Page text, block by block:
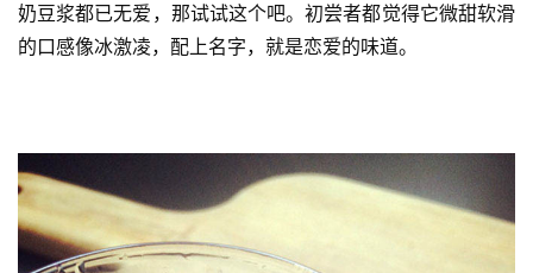
奶豆浆都已无爱，那试试这个吧。初尝者都觉得它微甜软滑
的口感像冰激凌，配上名字，就是恋爱的味道。